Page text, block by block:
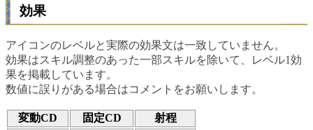
効果
アイコンのレベルと実際の効果文は一致していません。
効果はスキル調整のあった一部スキルを除いて、レベル1効
果を掲載しています。
数値に誤りがある場合はコメントをお願いします。
変動CD 固定CD 射程